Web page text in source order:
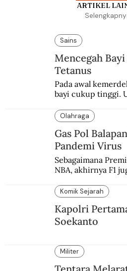
ARTIKEL
Sains
Mencegah
Tetanus
Pada awal
bayi cukup tinggi.
Olahraga
Gas Pol
Pandemi Virus
Sebagaimana
NBA, akhirnya F1
enam dekade
Komik Sejarah
Kapolri
Soekanto
Militer